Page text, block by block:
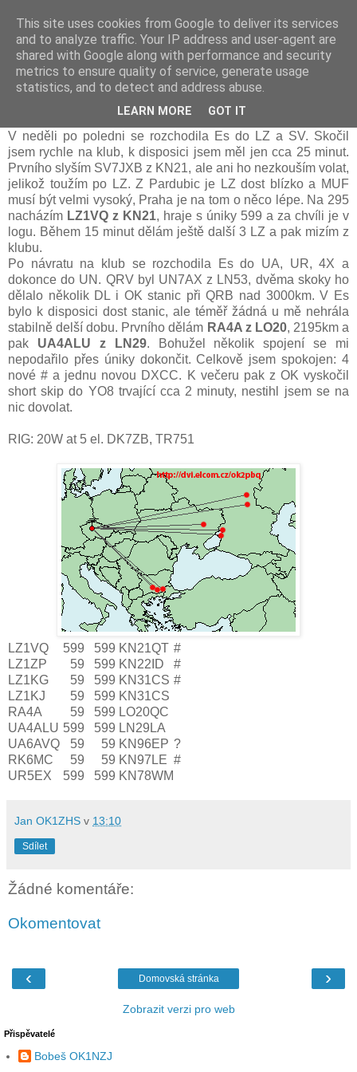
Prdec - Pardubice Hradec
Es na 2m 1.7. 2012
V neděli po poledni se rozchodila Es do LZ a SV. Skočil
jsem rychle na klub, k disposici jsem měl jen cca 25 minut.
Prvního slyším SV7JXB z KN21, ale ani ho nezkouším volat,
jelikož toužím po LZ. Z Pardubic je LZ dost blízko a MUF
musí být velmi vysoký, Praha je na tom o něco lépe. Na 295
nacházím LZ1VQ z KN21, hraje s úniky 599 a za chvíli je v
logu. Během 15 minut dělám ještě další 3 LZ a pak mizím z
klubu.
Po návratu na klub se rozchodila Es do UA, UR, 4X a
dokonce do UN. QRV byl UN7AX z LN53, dvěma skoky ho
dělalo několik DL i OK stanic při QRB nad 3000km. V Es
bylo k disposici dost stanic, ale téměř žádná u mě nehrála
stabilně delší dobu. Prvního dělám RA4A z LO20, 2195km a
pak UA4ALU z LN29. Bohužel několik spojení se mi
nepodařilo přes úniky dokončit. Celkově jsem spokojen: 4
nové # a jednu novou DXCC. K večeru pak z OK vyskočil
short skip do YO8 trvající cca 2 minuty, nestihl jsem se na
nic dovolat.
RIG: 20W at 5 el. DK7ZB, TR751
LZ1VQ 599 599 KN21QT #
LZ1ZP
59 599 KN22ID
#
LZ1KG
59 599 KN31CS #
LZ1KJ
59 599 KN31CS
RA4A
59 599 LO20QC
UA4ALU 599 599 LN29LA
UA6AVQ
59 59 KN96EP ?
RK6MC
59 59 KN97LE #
UR5EX
599 599 KN78WM
Jan OK1ZHS v 13:10
Sdílet
Žádné komentáře:
Okomentovat
‹ ›
Domovská stránka
Zobrazit verzi pro web
Přispěvatelé
Bobeš OK1NZJ
This site uses cookies from Google to deliver its services
and to analyze traffic. Your IP address and user-agent are
shared with Google along with performance and security
metrics to ensure quality of service, generate usage
statistics, and to detect and address abuse.
LEARN MORE GOT IT